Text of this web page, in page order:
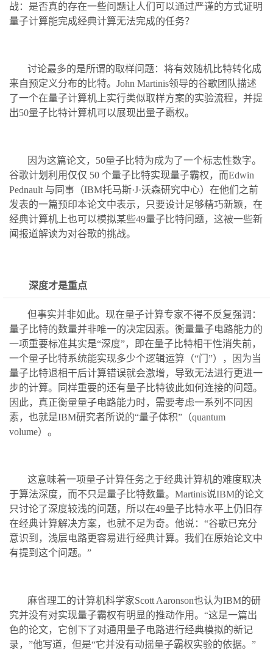
战：是否真的存在一些问题让人们可以通过严谨的方式证明
量子计算能完成经典计算无法完成的任务？
讨论最多的是所谓的取样问题：将有效随机比特转化成
来自预定义分布的比特。John Martinis领导的谷歌团队描述
了一个在量子计算机上实行类似取样方案的实验流程，并提
出50量子比特计算机可以展现出量子霸权。
因为这篇论文，50量子比特为成为了一个标志性数字。
谷歌计划利用仅仅 50 个量子比特实现量子霸权，而Edwin
Pednault 与同事（IBM托马斯·J·沃森研究中心）在他们之前
发表的一篇预印本论文中表示，只要设计足够精巧新颖，在
经典计算机上也可以模拟某些49量子比特问题，这被一些新
闻报道解读为对谷歌的挑战。
深度才是重点
但事实并非如此。现在量子计算专家不得不反复强调：
量子比特的数量并非唯一的决定因素。衡量量子电路能力的
一项重要标准其实是“深度”，即在量子比特相干性消失前，
一个量子比特系统能实现多少个逻辑运算（“门”），因为当
量子比特退相干后计算错误就会激增，导致无法进行更进一
步的计算。同样重要的还有量子比特彼此如何连接的问题。
因此，真正衡量量子电路能力时，需要考虑一系列不同因
素，也就是IBM研究者所说的“量子体积”（quantum
volume）。
这意味着一项量子计算任务之于经典计算机的难度取决
于算法深度，而不只是量子比特数量。Martinis说IBM的论文
只讨论了深度较浅的问题，所以在49量子比特水平上仍旧存
在经典计算解决方案，也就不足为奇。他说：“谷歌已充分
意识到，浅层电路更容易进行经典计算。我们在原始论文中
有提到这个问题。”
麻省理工的计算机科学家Scott Aaronson也认为IBM的研
究并没有对实现量子霸权有明显的推动作用。“这是一篇出
色的论文，它创下了对通用量子电路进行经典模拟的新记
录，”他写道，但是“它并没有动摇量子霸权实验的依据。”